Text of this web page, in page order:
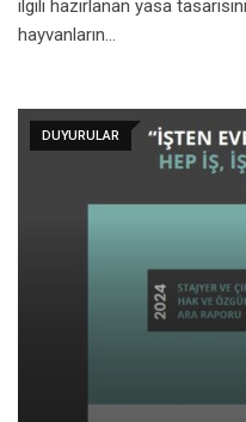
ilgili hazırlanan yasa
hayvanların…
DUYURULAR